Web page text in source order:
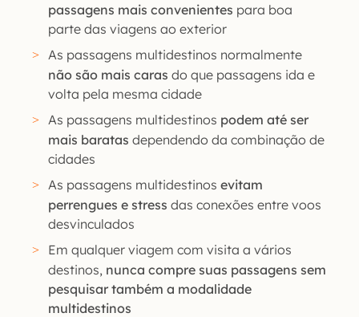
passagens mais convenientes para boa
parte das viagens ao exterior
As passagens multidestinos normalmente
não são mais caras do que passagens ida e
volta pela mesma cidade
As passagens multidestinos podem até ser
mais baratas dependendo da combinação de
cidades
As passagens multidestinos evitam
perrengues e stress das conexões entre voos
desvinculados
Em qualquer viagem com visita a vários
destinos, nunca compre suas passagens sem
pesquisar também a modalidade
multidestinos